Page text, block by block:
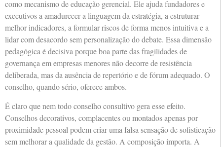
como mecanismo de educação gerencial. Ele ajuda fundadores e
executivos a amadurecer a linguagem da estratégia, a estruturar
melhor indicadores, a formular riscos de forma menos intuitiva e a
lidar com desacordo sem personalização do debate. Essa dimensão
pedagógica é decisiva porque boa parte das fragilidades de
governança em empresas menores não decorre de resistência
deliberada, mas da ausência de repertório e de fórum adequado. O
conselho, quando sério, oferece ambos.
É claro que nem todo conselho consultivo gera esse efeito.
Conselhos decorativos, complacentes ou montados apenas por
proximidade pessoal podem criar uma falsa sensação de sofisticação
sem melhorar a qualidade da gestão. A composição importa. A